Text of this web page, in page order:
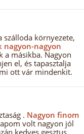
szálloda környezete,
nagyon-nagyon
a másikba. Nagyon
el, és tapasztalja
ott vár mindenkit.
. Nagyon finom
volt nagyon jól
kedves gesztus